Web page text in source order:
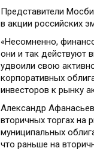
Представители
в акции российских
«Несомненно,
они и так действуют
удвоили свою
корпоративных
инвесторов к рынку
Александр
вторичных торгах на
муниципальных
что раньше на